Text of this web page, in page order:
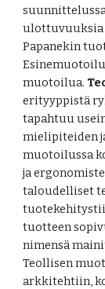
ulottuvuuksia
Papanekin
muotoilua.
erityyppistä
tapahtuu
mielipiteiden
muotoilussa
ja
taloudelliset
tuotteen
nimensä
Teollisen
arkkitehtiin,